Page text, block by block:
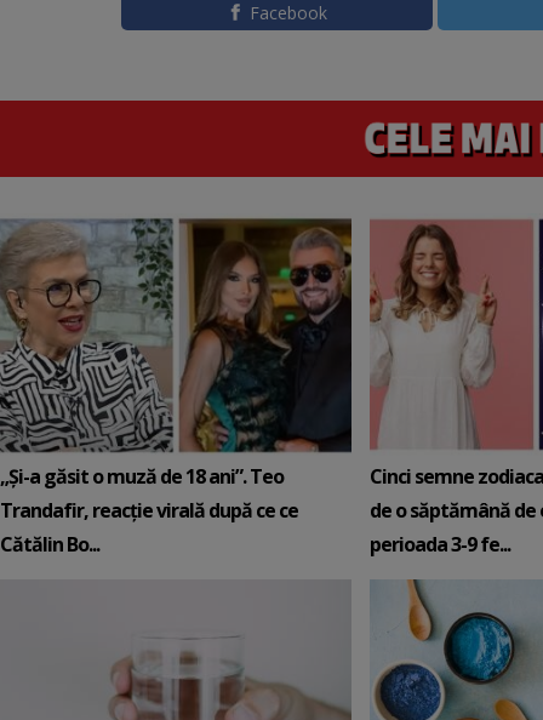
Facebook
„Și-a găsit o muză de 18 ani”. Teo
Trandafir, reacție virală după ce ce
Cătălin Bo...
Cinci semne
de o săptămână de
perioada 3-9 fe...